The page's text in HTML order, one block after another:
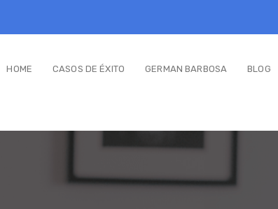
HOME CASOS DE ÉXITO GERMAN BARBOSA BLOG